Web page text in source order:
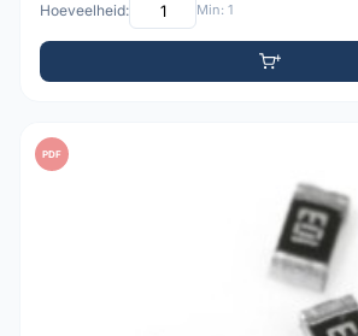
Hoeveelheid: Min: 1
PDF